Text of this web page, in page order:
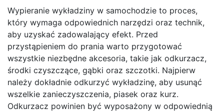
Wypieranie wykładziny w samochodzie to proces,
który wymaga odpowiednich narzędzi oraz technik,
aby uzyskać zadowalający efekt. Przed
przystąpieniem do prania warto przygotować
wszystkie niezbędne akcesoria, takie jak odkurzacz,
środki czyszczące, gąbki oraz szczotki. Najpierw
należy dokładnie odkurzyć wykładzinę, aby usunąć
wszelkie zanieczyszczenia, piasek oraz kurz.
Odkurzacz powinien być wyposażony w odpowiednią